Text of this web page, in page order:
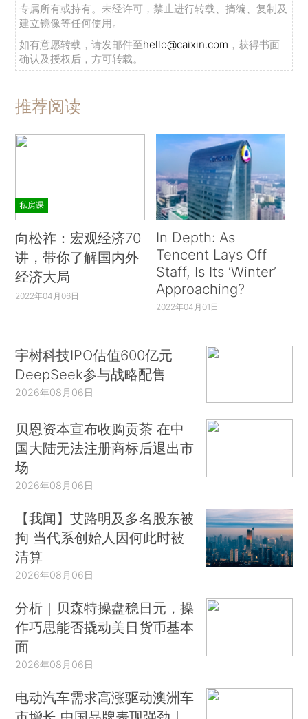
专属所有或持有。未经许可，禁止进行转载、摘编、复制及
建立镜像等任何使用。
如有意愿转载，请发邮件至hello@caixin.com ，获得书面
确认及授权后，方可转载。
推荐阅读
私房课
向松祚：宏观经济70
讲，带你了解国内外
经济大局
2022年04月06日
In Depth: As
Tencent Lays Off
Staff, Is Its ‘Winter’
Approaching?
2022年04月01日
宇树科技IPO估值600亿元
DeepSeek参与战略配售
2026年08月06日
贝恩资本宣布收购贡茶 在中
国大陆无法注册商标后退出市
场
2026年08月06日
【我闻】艾路明及多名股东被
拘 当代系创始人因何此时被
清算
2026年08月06日
分析｜贝森特操盘稳日元，操
作巧思能否撬动美日货币基本
面
2026年08月06日
电动汽车需求高涨驱动澳洲车